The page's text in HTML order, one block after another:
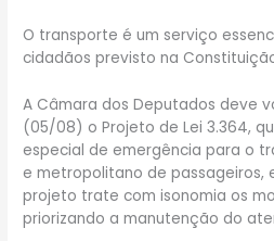
O transporte é um serviço
cidadãos previsto na
A Câmara dos Deputados deve
(05/08) o Projeto de Lei 3.364,
especial de emergência para o
e metropolitano de passageiros,
projeto trate com isonomia os
priorizando a manutenção do